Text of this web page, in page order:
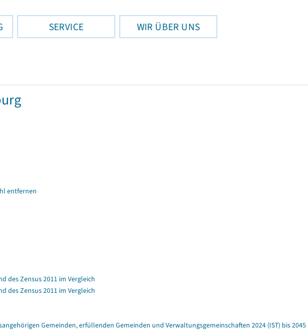
SERVICE WIR ÜBER UNS
entfernen
des Zensus 2011 im Vergleich
des Zensus 2011 im Vergleich
Gemeinden, erfüllenden Gemeinden und Verwaltungsgemeinschaften 2024 (IST) bis